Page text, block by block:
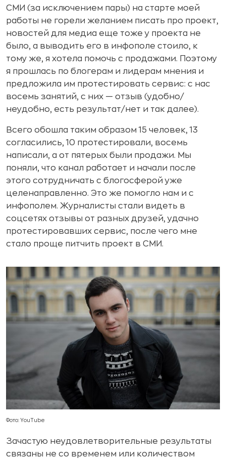
СМИ (за исключением пары) на старте моей
работы не горели желанием писать про проект,
новостей для медиа еще тоже у проекта не
было, а выводить его в инфополе стоило, к
тому же, я хотела помочь с продажами. Поэтому
я прошлась по блогерам и лидерам мнения и
предложила им протестировать сервис: с нас
восемь занятий, c них — отзыв (удобно/
неудобно, есть результат/нет и так далее).
Всего обошла таким образом 15 человек, 13
согласились, 10 протестировали, восемь
написали, а от пятерых были продажи. Мы
поняли, что канал работает и начали после
этого сотрудничать с блогосферой уже
целенаправленно. Это же помогло нам и с
инфополем. Журналисты стали видеть в
соцсетях отзывы от разных друзей, удачно
протестировавших сервис, после чего мне
стало проще питчить проект в СМИ.
Фото: YouTube
Зачастую неудовлетворительные результаты
связаны не со временем или количеством